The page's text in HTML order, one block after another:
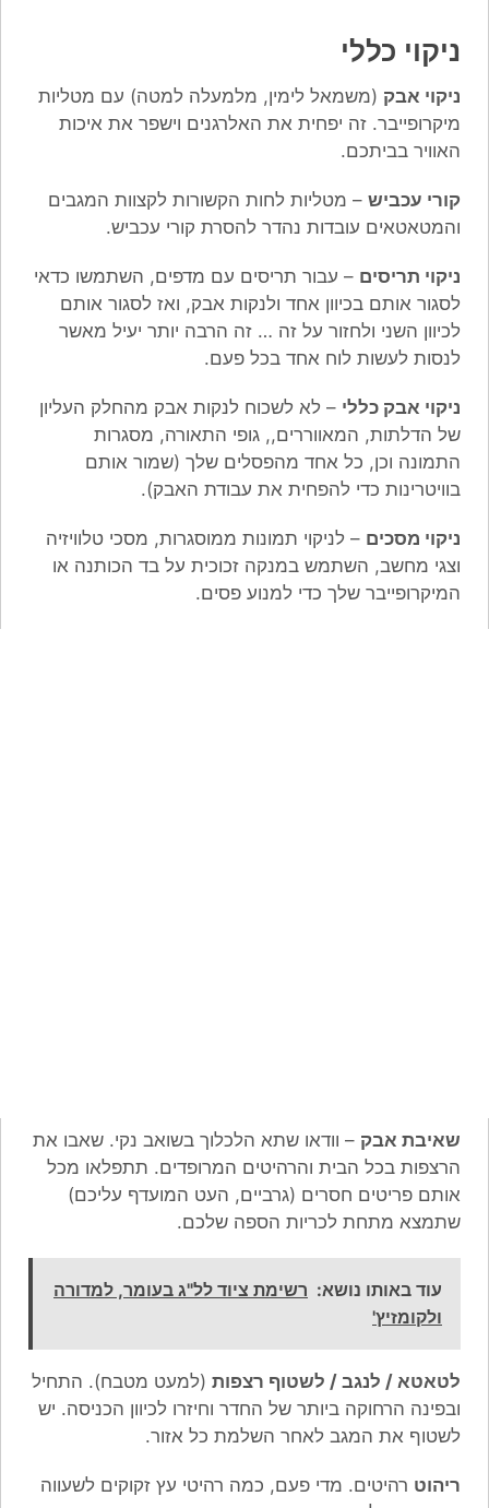
ניקוי כללי
ניקוי אבק (משמאל לימין, מלמעלה למטה) עם מטליות
מיקרופייבר. זה יפחית את האלרגנים וישפר את איכות
האוויר בביתכם.
קורי עכביש – מטליות לחות הקשורות לקצוות המגבים
והמטאטאים עובדות נהדר להסרת קורי עכביש.
ניקוי תריסים – עבור תריסים עם מדפים, השתמשו כדאי
לסגור אותם בכיוון אחד ולנקות אבק, ואז לסגור אותם
לכיוון השני ולחזור על זה … זה הרבה יותר יעיל מאשר
לנסות לעשות לוח אחד בכל פעם.
ניקוי אבק כללי – לא לשכוח לנקות אבק מהחלק העליון
של הדלתות, המאווררים,, גופי התאורה, מסגרות
התמונה וכן, כל אחד מהפסלים שלך (שמור אותם
בוויטרינות כדי להפחית את עבודת האבק).
ניקוי מסכים – לניקוי תמונות ממוסגרות, מסכי טלוויזיה
וצגי מחשב, השתמש במנקה זכוכית על בד הכותנה או
המיקרופייבר שלך כדי למנוע פסים.
שאיבת אבק – וודאו שתא הלכלוך בשואב נקי. שאבו את
הרצפות בכל הבית והרהיטים המרופדים. תתפלאו מכל
אותם פריטים חסרים (גרביים, העט המועדף עליכם)
שתמצא מתחת לכריות הספה שלכם.
עוד באותו נושא: רשימת ציוד לל"ג בעומר, למדורה
ולקומזיץ'
לטאטא / לנגב / לשטוף רצפות (למעט מטבח). התחיל
ובפינה הרחוקה ביותר של החדר וחיזרו לכיוון הכניסה. יש
לשטוף את המגב לאחר השלמת כל אזור.
ריהוט רהיטים. מדי פעם, כמה רהיטי עץ זקוקים לשעווה